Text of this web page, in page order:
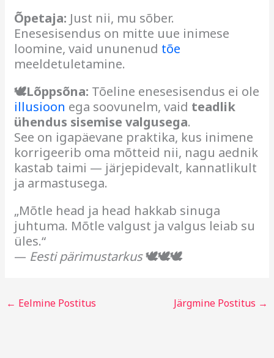
Õpetaja: Just nii, mu sõber.
Enesesisendus on mitte uue inimese
loomine, vaid ununenud tõe
meeldetuletamine.
🕊Lõppsõna: Tõeline enesesisendus ei ole
illusioon ega soovunelm, vaid teadlik
ühendus sisemise valgusega.
See on igapäevane praktika, kus inimene
korrigeerib oma mõtteid nii, nagu aednik
kastab taimi — järjepidevalt, kannatlikult
ja armastusega.
„Mõtle head ja head hakkab sinuga
juhtuma. Mõtle valgust ja valgus leiab su
üles.“
— Eesti pärimustarkus🕊🕊🕊
← Eelmine Postitus Järgmine Postitus →